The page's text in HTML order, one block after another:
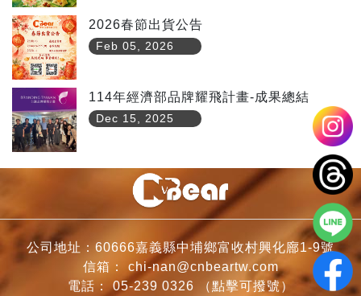
2026春節出貨公告
Feb 05, 2026
114年經濟部品牌耀飛計畫-成果總結
Dec 15, 2025
公司地址：60666嘉義縣中埔鄉富收村興化廍1-9號
信箱： chi-nan@cnbeartw.com
電話：05-239 0326 （點擊可撥號）